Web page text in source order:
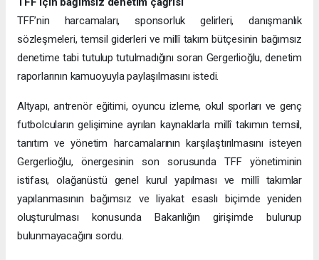
TFF’nin harcamaları, sponsorluk gelirleri, danışmanlık
sözleşmeleri, temsil giderleri ve millî takım bütçesinin bağımsız
denetime tabi tutulup tutulmadığını soran Gergerlioğlu, denetim
raporlarının kamuoyuyla paylaşılmasını istedi.
Altyapı, antrenör eğitimi, oyuncu izleme, okul sporları ve genç
futbolcuların gelişimine ayrılan kaynaklarla millî takımın temsil,
tanıtım ve yönetim harcamalarının karşılaştırılmasını isteyen
Gergerlioğlu, önergesinin son sorusunda TFF yönetiminin
istifası, olağanüstü genel kurul yapılması ve millî takımlar
yapılanmasının bağımsız ve liyakat esaslı biçimde yeniden
oluşturulması konusunda Bakanlığın girişimde bulunup
bulunmayacağını sordu.